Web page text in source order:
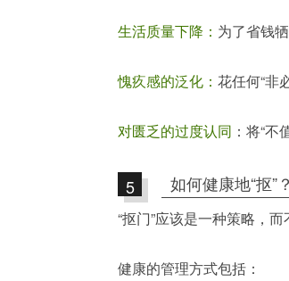
生活质量下降： 为了省钱
愧疚感的泛化： 花任何“非
对匮乏的过度认同 ：将“不
5 如何健康地“抠”？
“抠门”应该是一种策略，而
健康的管理方式包括：